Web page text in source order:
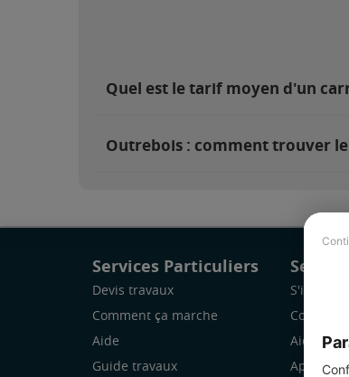
Quel est le tarif moyen d'un
Outrebois : comment trouver
Services Particuliers
Devis travaux
Comment ça marche
Aide
Guide travaux
S'inscrire
Aide